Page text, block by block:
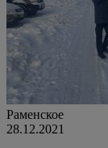
Раменское
28.12.2021